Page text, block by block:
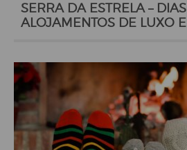
SERRA DA ESTRELA –
ALOJAMENTOS DE LUXO